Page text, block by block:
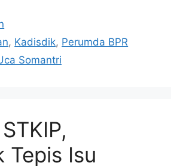
, Kadisdik, Perumda BPR
Somantri
Tepis Isu